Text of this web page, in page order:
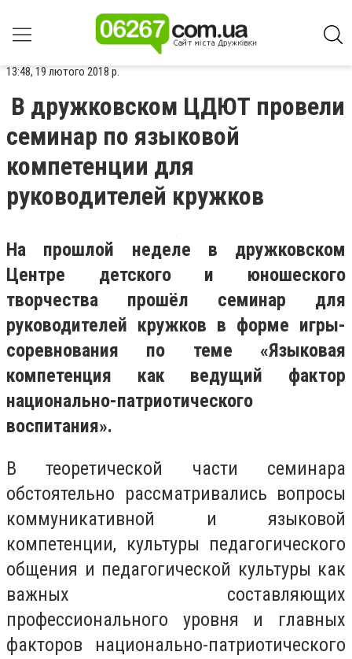
13:48, 19 лютого 2018 р.
В дружковском ЦДЮТ провели
семинар по языковой
компетенции для
руководителей кружков
На прошлой неделе в дружковском
Центре детского и юношеского
творчества прошёл семинар для
руководителей кружков в форме игры-
соревнования по теме «Языковая
компетенция как ведущий фактор
национально-патриотического
воспитания».
В теоретической части семинара
обстоятельно рассматривались вопросы
коммуникативной и языковой
компетенции, культуры педагогического
общения и педагогической культуры как
важных составляющих
профессионального уровня и главных
факторов национально-патриотического